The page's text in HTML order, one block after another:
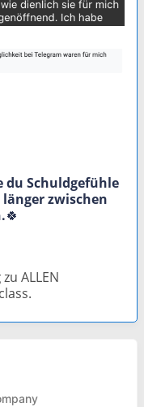
du Schuldgefühle
zwischen
🍀
zu ALLEN